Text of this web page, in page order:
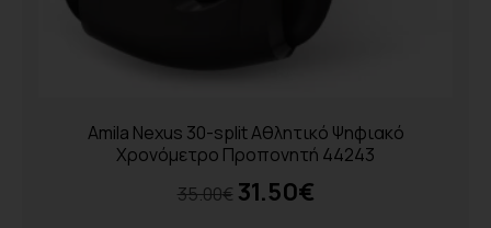
Amila Nexus 30-split Αθλητικό Ψηφιακό
Χρονόμετρο Προπονητή 44243
35.00€ 31.50€